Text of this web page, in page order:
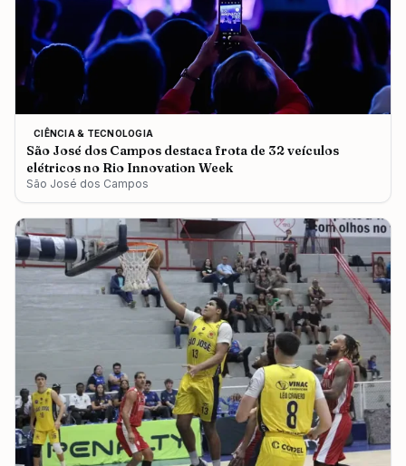
CIÊNCIA & TECNOLOGIA
São José dos Campos destaca frota de 32 veículos
elétricos no Rio Innovation Week
São José dos Campos